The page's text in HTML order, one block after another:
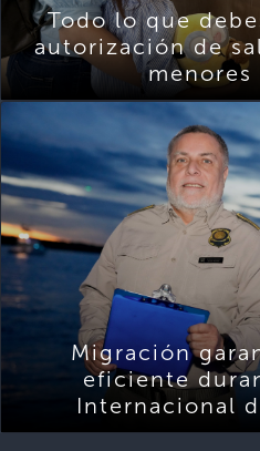
Todo lo que
autorización de
menores
Migración
eficiente
Internacional